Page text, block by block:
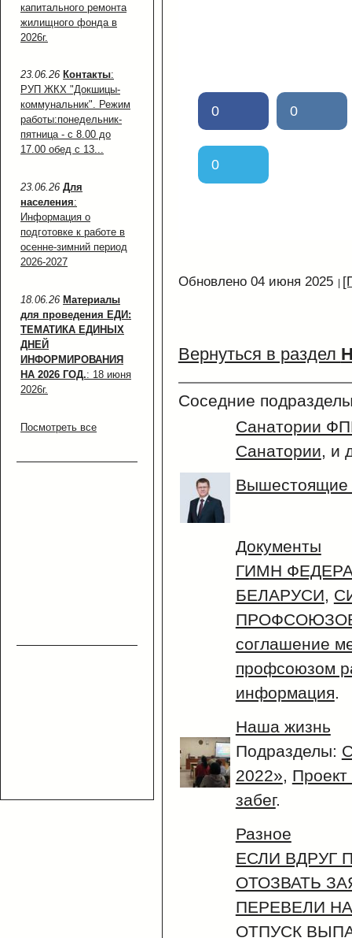
капитального ремонта
жилищного фонда в
2026г.
23.06.26 Контакты:
РУП ЖКХ "Докшицы-
коммунальник". Режим
работы:понедельник-
пятница - с 8.00 до
17.00 обед с 13...
23.06.26 Для
населения:
Информация о
подготовке к работе в
осенне-зимний период
2026-2027
18.06.26 Материалы
для проведения ЕДИ:
ТЕМАТИКА ЕДИНЫХ
ДНЕЙ
ИНФОРМИРОВАНИЯ
НА 2026 ГОД.: 18 июня
2026г.
Посмотреть все
0 0
0
Обновлено 04 июня 2025
Вернуться в раздел
Соседние
Санатории
Санатории, и
Вышестоящие
Документы
ГИМН
БЕЛАРУСИ,
соглашение
профсоюзом
информация.
Наша жизнь
Подразделы:
2022», Проект
забег.
Разное
ЕСЛИ ВДРУГ
ОТОЗВАТЬ
ПЕРЕВЕЛИ
ОТПУСК